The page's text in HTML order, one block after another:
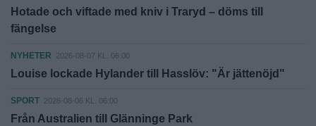
Hotade och viftade med kniv i Traryd – döms till
fängelse
NYHETER 2026-08-07 KL. 06:00
Louise lockade Hylander till Hasslöv: "Är jättenöjd"
SPORT 2026-08-06 KL. 06:00
Från Australien till Glänninge Park